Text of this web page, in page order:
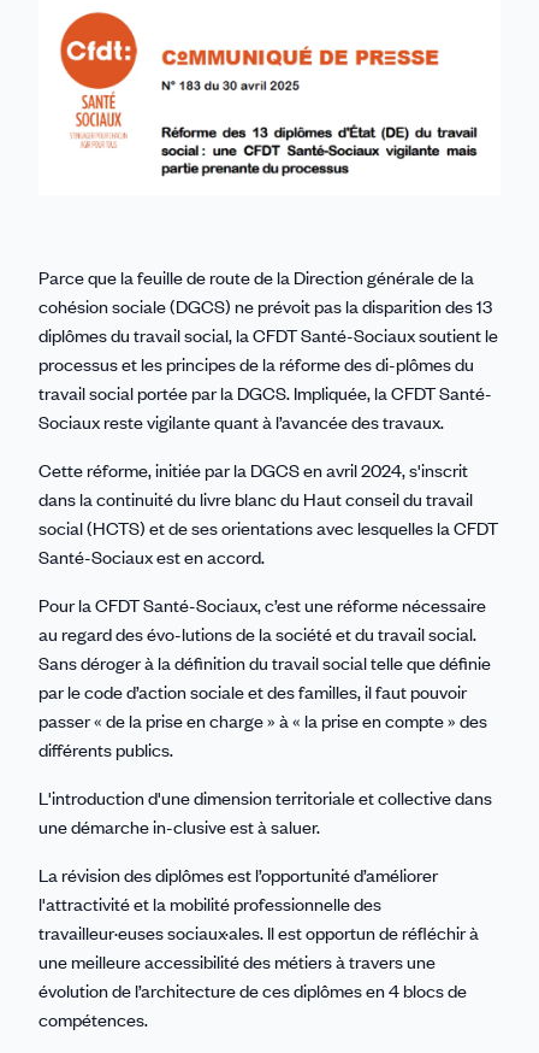
Linkedin
Parce que la feuille de route de la Direction générale de la
cohésion sociale (DGCS) ne prévoit pas la disparition des 13
diplômes du travail social, la CFDT Santé-Sociaux soutient le
processus et les principes de la réforme des di-plômes du
travail social portée par la DGCS. Impliquée, la CFDT Santé-
Sociaux reste vigilante quant à l’avancée des travaux.
Cette réforme, initiée par la DGCS en avril 2024, s'inscrit
dans la continuité du livre blanc du Haut conseil du travail
social (HCTS) et de ses orientations avec lesquelles la CFDT
Santé-Sociaux est en accord.
Pour la CFDT Santé-Sociaux, c’est une réforme nécessaire
au regard des évo-lutions de la société et du travail social.
Sans déroger à la définition du travail social telle que définie
par le code d’action sociale et des familles, il faut pouvoir
passer « de la prise en charge » à « la prise en compte » des
différents publics.
L'introduction d'une dimension territoriale et collective dans
une démarche in-clusive est à saluer.
La révision des diplômes est l’opportunité d’améliorer
l'attractivité et la mobilité professionnelle des
travailleur·euses sociaux·ales. Il est opportun de réfléchir à
une meilleure accessibilité des métiers à travers une
évolution de l’architecture de ces diplômes en 4 blocs de
compétences.